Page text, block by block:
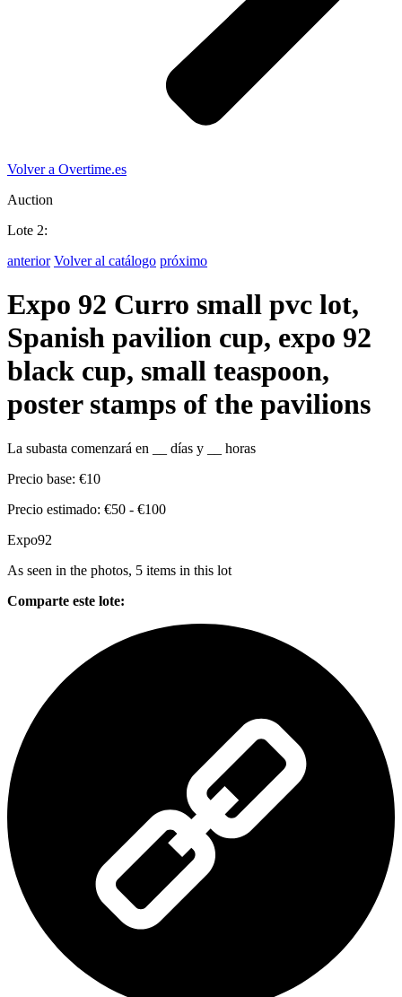
Volver a Overtime.es
Auction
Lote 2:
anterior Volver al catálogo próximo
Expo 92 Curro small pvc lot,
Spanish pavilion cup, expo 92
black cup, small teaspoon,
poster stamps of the pavilions
La subasta comenzará en días y
horas
Precio base: €10
Precio estimado: €50 - €100
Expo92
As seen in the photos, 5 items in this lot
Comparte este lote: